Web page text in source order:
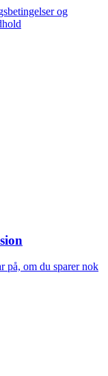
og
på, om du sparer nok